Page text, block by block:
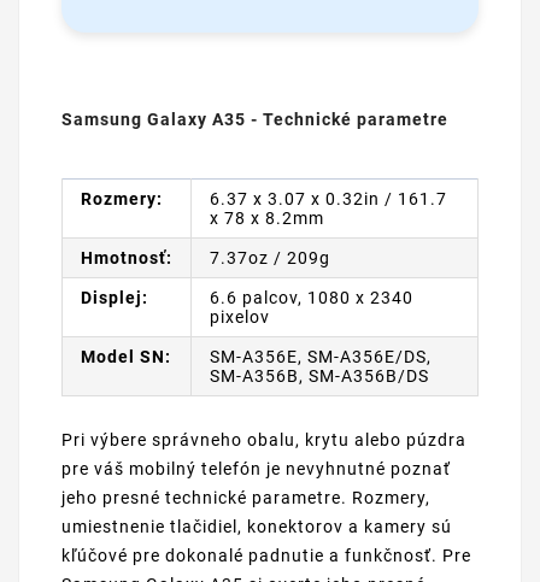
Samsung Galaxy A35 - Technické parametre
Rozmery:
6.37 x 3.07 x 0.32in / 161.7
x 78 x 8.2mm
Hmotnosť: 7.37oz / 209g
Displej:
6.6 palcov, 1080 x 2340
pixelov
Model SN:
SM-A356E, SM-A356E/DS,
SM-A356B, SM-A356B/DS
Pri výbere správneho obalu, krytu alebo púzdra
pre váš mobilný telefón je nevyhnutné poznať
jeho presné technické parametre. Rozmery,
umiestnenie tlačidiel, konektorov a kamery sú
kľúčové pre dokonalé padnutie a funkčnosť. Pre